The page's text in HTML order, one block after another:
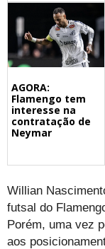
AGORA:
Flamengo tem
interesse na
contratação de
Neymar
Willian
futsal do
Porém, uma vez
aos